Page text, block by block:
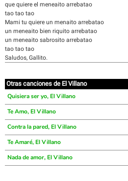
que quiere el meneaito arrebatao
tao tao tao
Mami tu quiere un menaito arrebatao
un meneaito bien riquito arrebatao
un meneaito sabrosito arrebatao
tao tao tao
Saludos, Gallito.
Otras canciones de El Villano
Quisiera ser yo, El Villano
Te Amo, El Villano
Contra la pared, El Villano
Te Amaré, El Villano
Nada de amor, El Villano